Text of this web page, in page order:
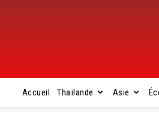
Accueil Thaïlande Asie